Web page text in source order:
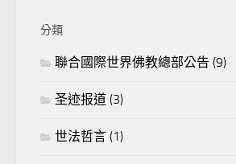
分類
聯合國際世界佛教總部公告 (9)
圣迹报道 (3)
世法哲言 (1)